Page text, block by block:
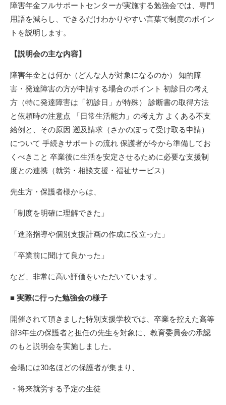
障害年金フルサポートセンターが実施する勉強会では、専門
用語を減らし、できるだけわかりやすい言葉で制度のポイン
トを説明します。
【説明会の主な内容】
障害年金とは何か（どんな人が対象になるのか） 知的障
害・発達障害の方が申請する場合のポイント 初診日の考え
方（特に発達障害は「初診日」が特殊） 診断書の取得方法
と依頼時の注意点 「日常生活能力」の考え方 よくある不支
給例と、その原因 遡及請求（さかのぼって受け取る申請）
について 手続きサポートの流れ 保護者が今から準備してお
くべきこと 卒業後に生活を安定させるために必要な支援制
度との連携（就労・相談支援・福祉サービス）
先生方・保護者様からは、
「制度を明確に理解できた」
「進路指導や個別支援計画の作成に役立った」
「卒業前に聞けて良かった」
など、非常に高い評価をいただいています。
■ 実際に行った勉強会の様子
開催されて頂きました特別支援学校では、卒業を控えた高等
部3年生の保護者と担任の先生を対象に、教育委員会の承認
のもと説明会を実施しました。
会場には30名ほどの保護者が集まり、
・将来就労する予定の生徒